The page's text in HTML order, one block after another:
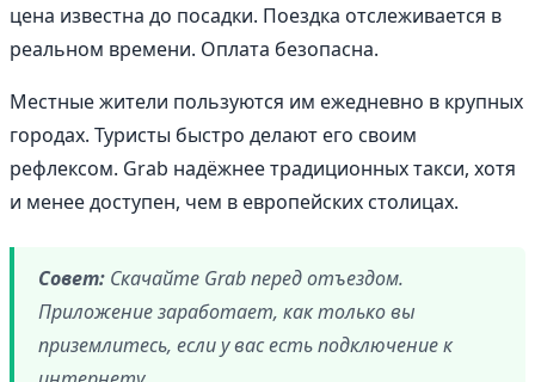
цена известна до посадки. Поездка отслеживается в
реальном времени. Оплата безопасна.
Местные жители пользуются им ежедневно в крупных
городах. Туристы быстро делают его своим
рефлексом. Grab надёжнее традиционных такси, хотя
и менее доступен, чем в европейских столицах.
Совет: Скачайте Grab перед отъездом.
Приложение заработает, как только вы
приземлитесь, если у вас есть подключение к